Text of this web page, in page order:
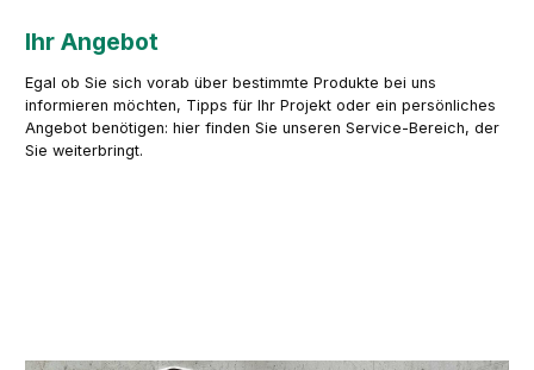
Ihr Angebot
Egal ob Sie sich vorab über bestimmte Produkte bei uns
informieren möchten, Tipps für Ihr Projekt oder ein persönliches
Angebot benötigen: hier finden Sie unseren Service-Bereich, der
Sie weiterbringt.